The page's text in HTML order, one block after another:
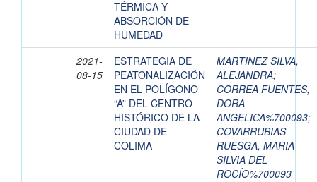
TÉRMICA Y
ABSORCIÓN DE
HUMEDAD
2021-
08-15
ESTRATEGIA DE
PEATONALIZACIÓN
EN EL POLÍGONO
“A” DEL CENTRO
HISTÓRICO DE LA
CIUDAD DE
COLIMA
MARTINEZ SILVA,
ALEJANDRA;
CORREA FUENTES,
DORA
ANGELICA%700093;
COVARRUBIAS
RUESGA, MARIA
SILVIA DEL
ROCÍO%700093